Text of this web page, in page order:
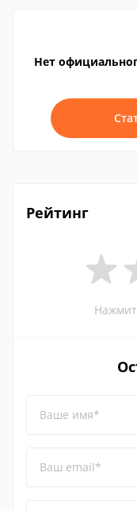
Нет
Рейтинг
Ваше имя*
Ваш email*